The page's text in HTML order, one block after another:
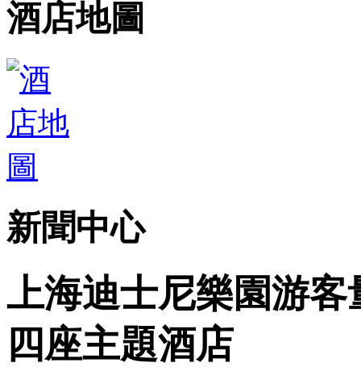
酒店地圖
新聞中心
上海迪士尼樂園游
四座主題酒店